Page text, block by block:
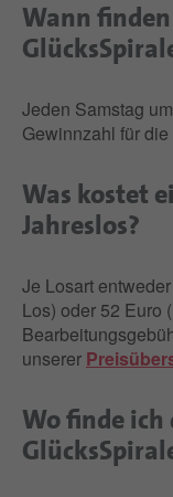
Wann
Jeden Samstag
Gewinnzahl für
Was kostet
Jahreslos?
Je Losart
Los) oder 52 Euro
unserer
Wo finde